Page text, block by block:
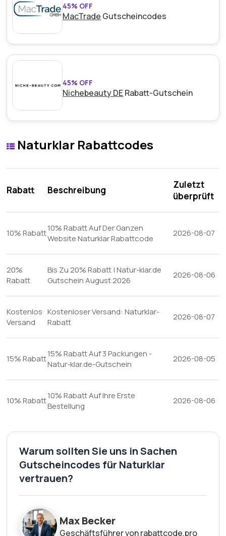
45% OFF
MacTrade Gutscheincodes
45% OFF
Nichebeauty DERabatt-Gutschein
Naturklar Rabattcodes
Rabatt Beschreibung
Zuletzt
überprüft
10% Rabatt10% Rabatt Auf Der Ganzen
Website Naturklar Rabattcode
2026-08-07
20%
Rabatt
Bis Zu 20% Rabatt | Natur-klar.de
Gutschein August 2026
2026-08-06
Kostenlos
Versand
Kostenloser Versand: Naturklar-
Rabatt
2026-08-07
15% Rabatt15% Rabatt Auf 3 Packungen -
Natur-klar.de-Gutschein
2026-08-05
10% Rabatt10% Rabatt Auf Ihre Erste
Bestellung
2026-08-06
Warum sollten Sie uns in Sachen
Gutscheincodes für Naturklar
vertrauen?
Max Becker
Geschäftsführer von rabattcode.pro